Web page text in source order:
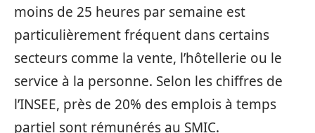
moins de 25 heures par semaine est
particulièrement fréquent dans certains
secteurs comme la vente, l’hôtellerie ou le
service à la personne. Selon les chiffres de
l’INSEE, près de 20% des emplois à temps
partiel sont rémunérés au SMIC.